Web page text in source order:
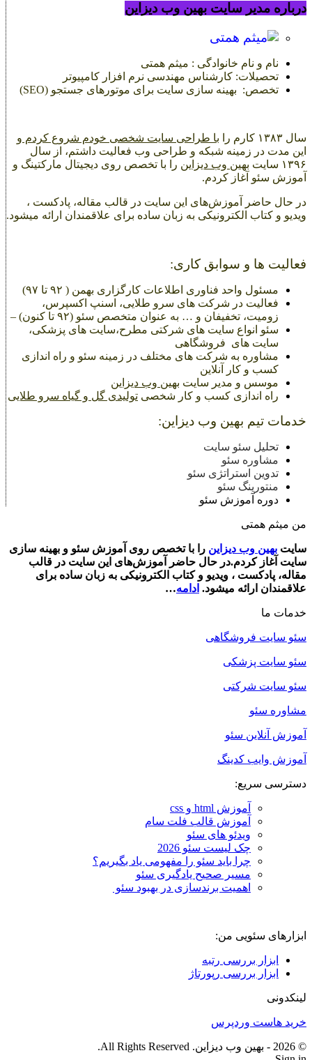
درباره مدیر سایت بهین وب دیزاین
نام و نام خانوادگی : میثم همتی
تحصیلات: کارشناس مهندسی نرم افزار کامپیوتر
تخصص: بهینه سازی سایت برای موتورهای جستجو (SEO)
سال ۱۳۸۳ کارم را با طراحی سایت شخصی خودم شروع کردم و
این مدت در زمینه شبکه و طراحی وب فعالیت داشتم، از سال
۱۳۹۶ سایت
بهین وب دیزاین را با تخصص روی دیجیتال مارکتینگ و
آموزش سئو آغاز کردم.
در حال حاضر آموزش‌‌های این سایت در قالب مقاله، پادکست ،
ویدیو و کتاب‌ الکترونیکی به زبان ساده برای علاقمندان ارائه میشود.
فعالیت ها و سوابق کاری:
مسئول واحد فناوری اطلاعات کارگزاری بهمن ( ۹۲ تا ۹۷)
فعالیت در شرکت های سرو طلایی، اسنپ اکسپرس،
زومیت، تخفیفان و … به عنوان متخصص سئو (۹۲ تا کنون) –
سئو انواع سایت های شرکتی مطرح،سایت های پزشکی،
سایت های فروشگاهی
مشاوره به شرکت های مختلف در زمینه سئو و راه اندازی
کسب و کار آنلاین
موسس و مدیر سایت بهین وب دیزاین
راه اندازی کسب و کار شخصی تولیدی گل و گیاه سرو طلایی
خدمات تیم بهین وب دیزاین:
تحلیل سئو سایت
مشاوره سئو
تدوین استراتژی سئو
منتورینگ سئو
دوره آموزش سئو
من میثم همتی
سایت بهین وب دیزاین را با تخصص روی آموزش سئو و بهینه سازی
سایت آغاز کردم.در حال حاضر آموزش‌‌های این سایت در قالب
مقاله، پادکست ، ویدیو و کتاب‌ الکترونیکی به زبان ساده برای
علاقمندان ارائه میشود. ادامه…
خدمات ما
سئو سایت فروشگاهی
سئو سایت پزشکی
سئو سایت شرکتی
مشاوره سئو
آموزش آنلاین سئو
آموزش وایب کدینگ
دسترسی سریع:
آموزش html و css
آموزش قالب فلت سام
ویدئو های سئو
چک لیست سئو 2026
چرا باید سئو را مفهومی یاد بگیریم؟
مسیر صحیح یادگیری سئو
اهمیت برندسازی در بهبود سئو
ابزارهای سئویی من:
ابزار بررسی رتبه
ابزار بررسی رپورتاژ
لینکدونی
خرید هاست وردپرس
© 2026 - بهین وب دیزاین. All Rights Reserved.